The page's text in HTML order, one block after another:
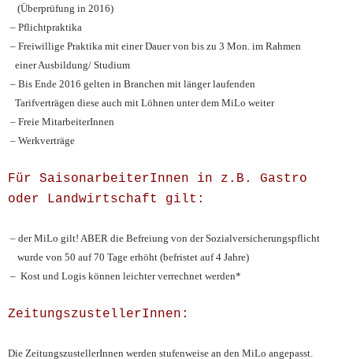
(Überprüfung in 2016)
– Pflichtpraktika
– Freiwillige Praktika mit einer Dauer von bis zu 3 Mon. im Rahmen
einer Ausbildung/ Studium
– Bis Ende 2016 gelten in Branchen mit länger laufenden
Tarifverträgen diese auch mit Löhnen unter dem MiLo weiter
– Freie MitarbeiterInnen
– Werkverträge
Für SaisonarbeiterInnen in z.B. Gastro
oder Landwirtschaft gilt:
– der MiLo gilt! ABER die Befreiung von der Sozialversicherungspflicht
wurde von 50 auf 70 Tage erhöht (befristet auf 4 Jahre)
– Kost und Logis können leichter verrechnet werden*
ZeitungszustellerInnen:
Die ZeitungszustellerInnen werden stufenweise an den MiLo angepasst.